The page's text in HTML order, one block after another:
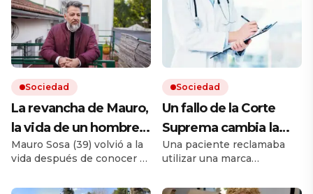
Sociedad
La revancha de Mauro,
la vida de un hombre
que vivía en la calle y
pudo reencontrar su
rumbo: «Ya no me
Mauro Sosa (39) volvió a la
vida después de conocer el
incertidumbre de no tener
Sociedad
Un fallo de la Corte
Suprema cambia la
forma en que las
prepagas deben cubrir
los medicamentos
Una paciente reclamaba
utilizar una marca
disponible otra nacional. La